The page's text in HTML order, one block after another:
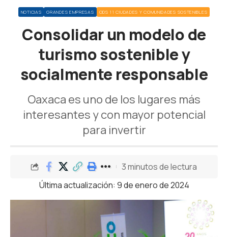
NOTICIAS GRANDES EMPRESAS ODS 11 CIUDADES Y COMUNIDADES SOSTENIBLES
Consolidar un modelo de
turismo sostenible y
socialmente responsable
Oaxaca es uno de los lugares más
interesantes y con mayor potencial
para invertir
Última actualización: 9 de enero de 2024
3 minutos de lectura